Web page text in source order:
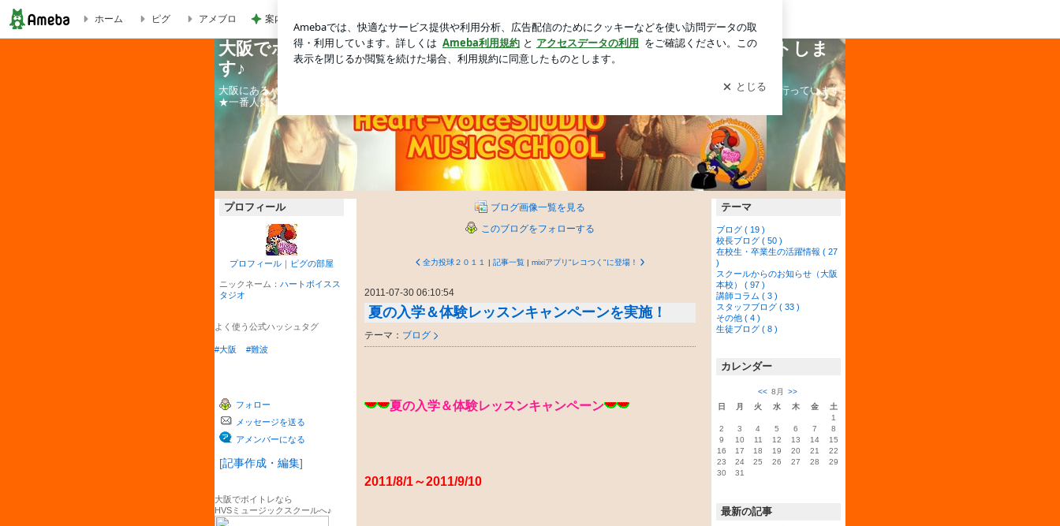
夏の入学＆体験レッスンキャンペーンを実施！ | 大阪でボイトレならココ！歌手デビューや歌うまになるためのサポートします♪
ホーム ピグ アメブロ 案内係を信じ乗った別の方面電車
大阪でボイトレならココ！歌手デビューや歌うまになるためのサポートしま
す♪
大阪にあるハートボイススタジオミュージックスクールです♪ボーカル、ギター、ベース、DTM、作詞作曲編曲レッスンを行っています
★一番人気はボーカルコースでたくさんの人がボイストレーニング（ボイトレ）を受講中！
プロフィール
プロフィール ｜ ピグの部屋
ニックネーム： ハートボイスス
タジオ
よく使う公式ハッシュタグ
#大阪 #難波
フォロー
メッセージを送る
アメンバーになる
[記事作成・編集]
大阪でボイトレなら
HVSミュージックスクールへ♪
ブログ画像一覧を見る
このブログをフォローする
全力投球２０１１ | 記事一覧 | mixiアプリ"レコつく"に登場！
2011-07-30 06:10:54
夏の入学＆体験レッスンキャンペーンを実施！
テーマ： ブログ
夏の入学＆体験レッスンキャンペーン
2011/8/1～2011/9/10
テーマ
ブログ ( 19 )
校長ブログ ( 50 )
在校生・卒業生の活躍情報 ( 27
)
スクールからのお知らせ（大阪
本校） ( 97 )
講師コラム ( 3 )
スタッフブログ ( 33 )
その他 ( 4 )
生徒ブログ ( 8 )
カレンダー
<< 8月
>>
日
月 火 水 木 金
土
1
2
3 4 5 6 7
8
9
10 11 12 13 14
15
16
17 18 19 20 21
22
23
24 25 26 27 28
29
30
31
最新の記事